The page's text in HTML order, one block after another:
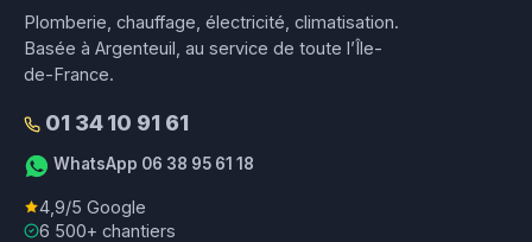
Plomberie, chauffage, électricité, climatisation.
Basée à Argenteuil, au service de toute l’Île-
de-France.
01 34 10 91 61
WhatsApp 06 38 95 61 18
4,9/5 Google
6 500+ chantiers